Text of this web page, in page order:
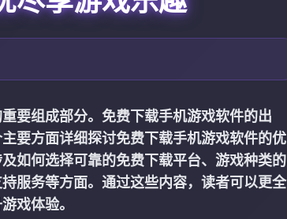
要组成部分。免费下载手机游戏软件的出
要方面详细探讨免费下载手机游戏软件的优
如何选择可靠的免费下载平台、游戏种类的
服务等方面。通过这些内容，读者可以更全
戏体验。